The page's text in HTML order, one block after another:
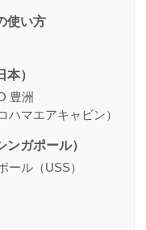
使い方
）
豊洲
ハマエアキャビン）
ガポール）
ール（USS）